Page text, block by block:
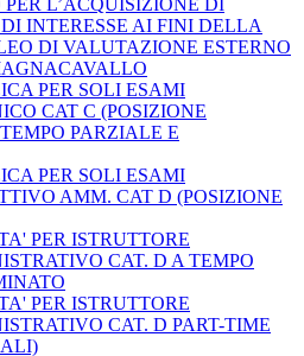
INTERESSE AI FINI DELLA
DI VALUTAZIONE ESTERNO
PER SOLI ESAMI
CAT C (POSIZIONE
PARZIALE E
PER SOLI ESAMI
AMM. CAT D (POSIZIONE
PER ISTRUTTORE
CAT. D A TEMPO
PER ISTRUTTORE
CAT. D PART-TIME